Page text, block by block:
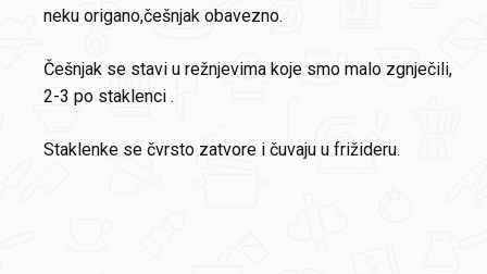
neku origano,češnjak obavezno.
Češnjak se stavi u režnjevima koje smo malo zgnječili,
2-3 po staklenci .
Staklenke se čvrsto zatvore i čuvaju u frižideru.